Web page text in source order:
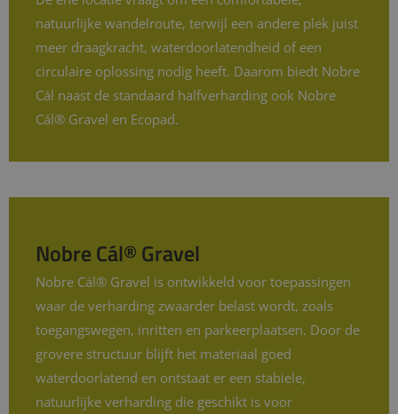
natuurlijke wandelroute, terwijl een andere plek juist
meer draagkracht, waterdoorlatendheid of een
circulaire oplossing nodig heeft. Daarom biedt Nobre
Cál naast de standaard halfverharding ook Nobre
Cál® Gravel en Ecopad.
Nobre Cál® Gravel
Nobre Cál® Gravel is ontwikkeld voor toepassingen
waar de verharding zwaarder belast wordt, zoals
toegangswegen, inritten en parkeerplaatsen. Door de
grovere structuur blijft het materiaal goed
waterdoorlatend en ontstaat er een stabiele,
natuurlijke verharding die geschikt is voor